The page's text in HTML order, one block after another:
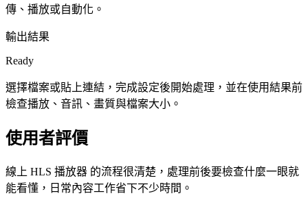
傳、播放或自動化。
輸出結果
Ready
選擇檔案或貼上連結，完成設定後開始處理，並在使用結果前
檢查播放、音訊、畫質與檔案大小。
使用者評價
線上 HLS 播放器 的流程很清楚，處理前後要檢查什麼一眼就
能看懂，日常內容工作省下不少時間。